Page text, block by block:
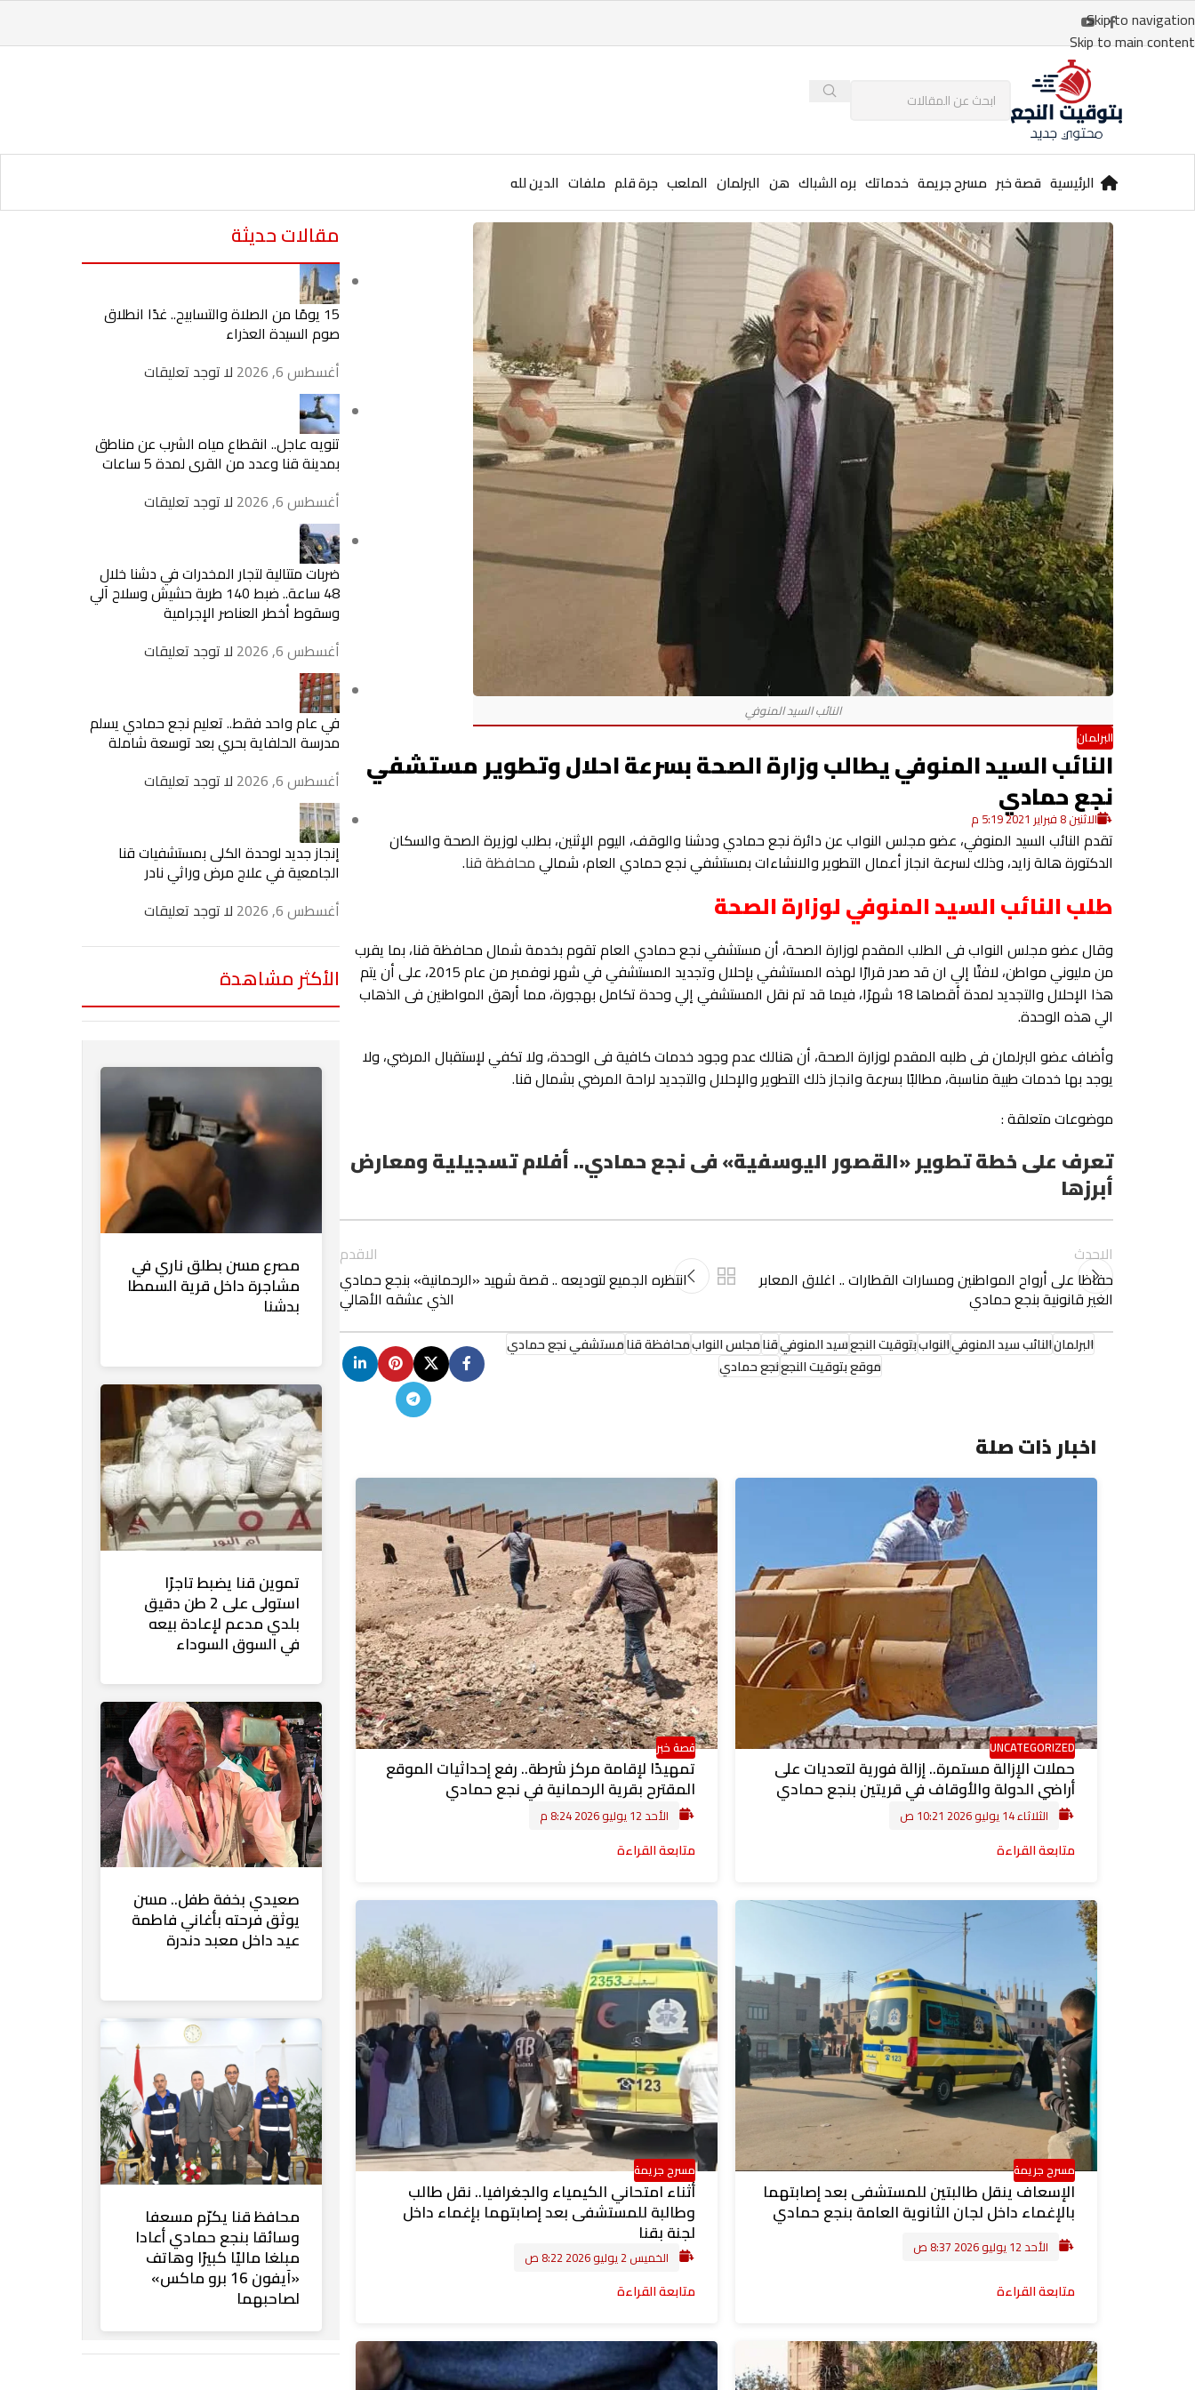
Skip to navigation
Skip to main content
الرئيسية قصة خبر مسرح جريمة خدماتك بره الشباك هن البرلمان الملعب جرة قلم ملفات الدين لله
البرلمان
النائب السيد المنوفي يطالب وزارة الصحة بسرعة احلال وتطوير مستشفي
نجع حمادي
الاثنين 8 فبراير 2021 5:19 م
تقدم النائب السيد المنوفي، عضو مجلس النواب عن دائرة نجع حمادي ودشنا والوقف، اليوم الإثنين، بطلب لوزيرة الصحة والسكان
الدكتورة هالة زايد، وذلك لسرعة انجاز أعمال التطوير والانشاءات بمستشفي نجع حمادي العام، شماليمحافظة قنا.
طلب النائب السيد المنوفي لوزارة الصحة
وقال عضو مجلس النواب فى الطلب المقدم لوزارة الصحة، أن مستشفي نجع حمادي العام تقوم بخدمة شمال محافظة قنا، بما يقرب
من مليوني مواطن، لافتًا إلي ان قد صدر قرارًا لهذه المستشفي بإحلال وتجديد المستشفي في شهر نوفمبر من عام 2015، على أن يتم
هذا الإحلال والتجديد لمدة أقصاها 18 شهرًا، فيما قد تم نقل المستشفي إلي وحدة تكامل بهجورة، مما أرهق المواطنين فى الذهاب
الي هذه الوحدة.
وأضاف عضو البرلمان فى طلبه المقدم لوزارة الصحة، أن هنالك عدم وجود خدمات كافية فى الوحدة، ولا تكفي لإستقبال المرضي، ولا
يوجد بها خدمات طبية مناسبة، مطالبًا بسرعة وانجاز ذلك التطوير والإحلال والتجديد لراحة المرضي بشمال قنا.
موضوعات متعلقة :
تعرف على خطة تطوير «القصور اليوسفية» فى نجع حمادي.. أفلام تسجيلية ومعارض
أبرزها
الاحدث
حفاظا على أرواح المواطنين ومسارات القطارات .. اغلاق المعابر
الغير قانونية بنجع حمادي
الاقدم
انتظره الجميع لتوديعه .. قصة شهيد «الرحمانية» بنجع حمادي
الذي عشقه الأهالي
البرلمانالنائب سيد المنوفيالنواببتوقيت النجعسيد المنوفيقنامجلس النوابمحافظة قنامستشفي نجع حمادي
موقع بتوقيت النجعنجع حمادي
اخبار ذات صلة
UNCATEGORIZED
حملات الإزالة مستمرة.. إزالة فورية لتعديات على
أراضي الدولة والأوقاف في قريتين بنجع حمادي
الثلاثاء 14 يوليو 2026 10:21 ص
متابعة القراءة
قصة خبر
تمهيدًا لإقامة مركز شرطة.. رفع إحداثيات الموقع
المقترح بقرية الرحمانية في نجع حمادي
الأحد 12 يوليو 2026 8:24 م
متابعة القراءة
مسرح جريمة
الإسعاف ينقل طالبتين للمستشفى بعد إصابتهما
بالإغماء داخل لجان الثانوية العامة بنجع حمادي
الأحد 12 يوليو 2026 8:37 ص
متابعة القراءة
مسرح جريمة
أثناء امتحاني الكيمياء والجغرافيا.. نقل طالب
وطالبة للمستشفى بعد إصابتهما بإغماء داخل
لجنة بقنا
الخميس 2 يوليو 2026 8:22 ص
متابعة القراءة
مقالات حديثة
15 يومًا من الصلاة والتسابيح.. غدًا انطلاق
صوم السيدة العذراء
أغسطس 6, 2026
لا توجد تعليقات
تنويه عاجل.. انقطاع مياه الشرب عن مناطق
بمدينة قنا وعدد من القرى لمدة 5 ساعات
أغسطس 6, 2026
لا توجد تعليقات
ضربات متتالية لتجار المخدرات في دشنا خلال
48 ساعة.. ضبط 140 طربة حشيش وسلاح آلي
وسقوط أخطر العناصر الإجرامية
أغسطس 6, 2026
لا توجد تعليقات
في عام واحد فقط.. تعليم نجع حمادي يسلم
مدرسة الحلفاية بحري بعد توسعة شاملة
أغسطس 6, 2026
لا توجد تعليقات
إنجاز جديد لوحدة الكلى بمستشفيات قنا
الجامعية في علاج مرض وراثي نادر
أغسطس 6, 2026
لا توجد تعليقات
الأكثر مشاهدة
مصرع مسن بطلق ناري في
مشاجرة داخل قرية السمطا
بدشنا
تموين قنا يضبط تاجرًا
استولى على 2 طن دقيق
بلدي مدعم لإعادة بيعه
في السوق السوداء
صعيدي بخفة طفل.. مسن
يوثق فرحته بأغاني فاطمة
عيد داخل معبد دندرة
محافظ قنا يكرّم مسعفا
وسائقا بنجع حمادي أعادا
مبلغا ماليًا كبيرًا وهاتف
«آيفون 16 برو ماكس»
لصاحبهما